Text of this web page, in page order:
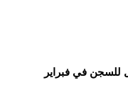
للسجن في فبراير